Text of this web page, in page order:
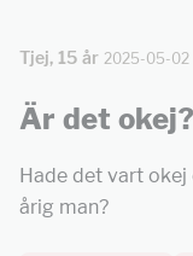
Tjej, 15 år 2025-05-02
Är det okej?
Hade det vart
årig man?